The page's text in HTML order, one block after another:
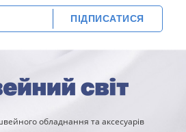
ПІДПИСАТИСЯ
обладнання та аксесуарів